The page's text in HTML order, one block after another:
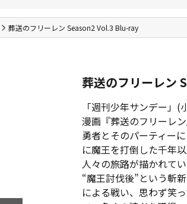
葬送のフリーレン Season2 Vol.3 Blu-ray
葬送のフリーレン
「週刊少年サンデー」
漫画『葬送のフリーレン
勇者とそのパーティー
に魔王を打倒した千年
人々の旅路が描かれてい
“魔王討伐後”という斬
による戦い、思わず笑